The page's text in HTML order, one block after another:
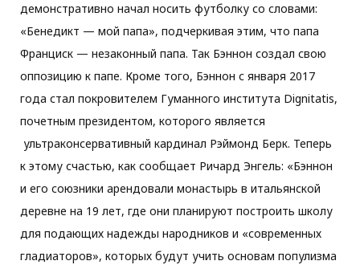
демонстративно начал носить футболку со словами:
«Бенедикт — мой папа», подчеркивая этим, что папа
Франциск — незаконный папа. Так Бэннон создал свою
оппозицию к папе. Кроме того, Бэннон с января 2017
года стал покровителем Гуманного института Dignitatis,
почетным президентом, которого является
ультраконсервативный кардинал Рэймонд Берк. Теперь
к этому счастью, как сообщает Ричард Энгель: «Бэннон
и его союзники арендовали монастырь в итальянской
деревне на 19 лет, где они планируют построить школу
для подающих надежды народников и «современных
гладиаторов», которых будут учить основам популизма